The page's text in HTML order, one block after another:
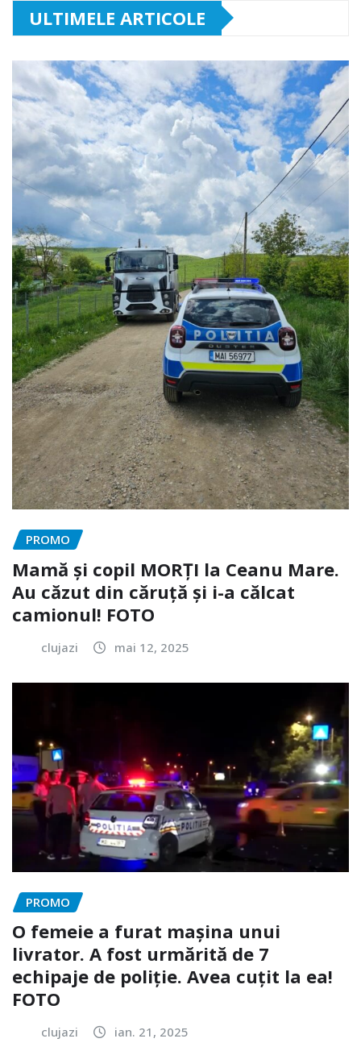
ULTIMELE ARTICOLE
PROMO
Mamă și copil MORȚI la Ceanu Mare.
Au căzut din căruță și i-a călcat
camionul! FOTO
clujazi mai 12, 2025
PROMO
O femeie a furat mașina unui
livrator. A fost urmărită de 7
echipaje de poliție. Avea cuțit la ea!
FOTO
clujazi ian. 21, 2025